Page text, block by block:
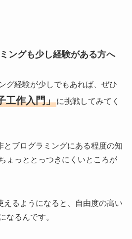
ングも少し経験がある方へ
グ経験が少しでもあれば、ぜひ
工作入門」に挑戦してみてく
とブログラミングにある程度の知
ょっととっつきにくいところが
えるようになると、自由度の高い
なるんです。